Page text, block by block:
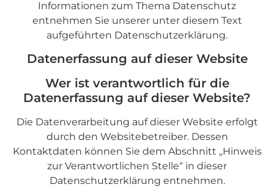
Informationen zum Thema Datenschutz
entnehmen Sie unserer unter diesem Text
aufgeführten Datenschutzerklärung.
Datenerfassung auf dieser Website
Wer ist verantwortlich für die
Datenerfassung auf dieser Website?
Die Datenverarbeitung auf dieser Website erfolgt
durch den Websitebetreiber. Dessen
Kontaktdaten können Sie dem Abschnitt „Hinweis
zur Verantwortlichen Stelle“ in dieser
Datenschutzerklärung entnehmen.